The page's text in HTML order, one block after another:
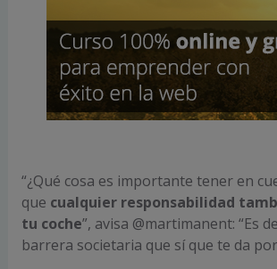
“¿Qué cosa es importante tener en
que cualquier responsabilidad
tu coche”, avisa @martimanent: “Es
barrera societaria que sí que te da